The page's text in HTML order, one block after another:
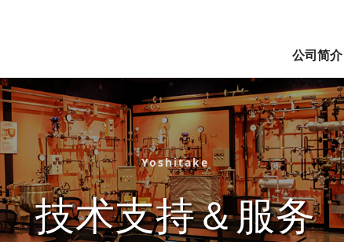
公司简介
Yoshitake
技术支持＆服务